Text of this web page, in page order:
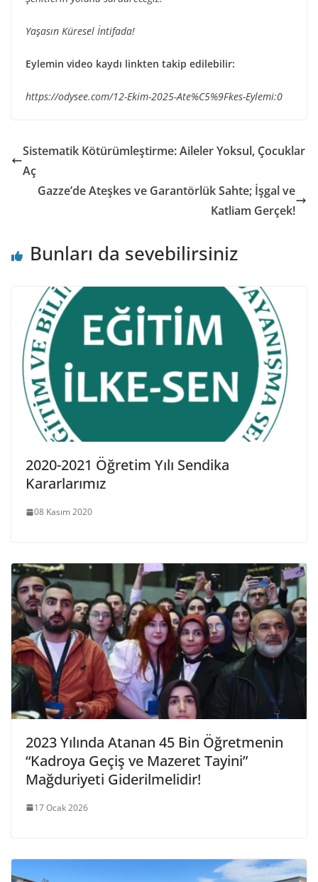
Yaşasın Küresel İntifada!
Eylemin video kaydı linkten takip edilebilir:
https://odysee.com/12-Ekim-2025-Ate%C5%9Fkes-Eylemi:0
Sistematik Kötürümleştirme: Aileler Yoksul, Çocuklar
Aç
Gazze’de Ateşkes ve Garantörlük Sahte; İşgal ve
Katliam Gerçek!
Bunları da sevebilirsiniz
2020-2021 Öğretim Yılı Sendika
Kararlarımız
08 Kasım 2020
2023 Yılında Atanan 45 Bin Öğretmenin
“Kadroya Geçiş ve Mazeret Tayini”
Mağduriyeti Giderilmelidir!
17 Ocak 2026